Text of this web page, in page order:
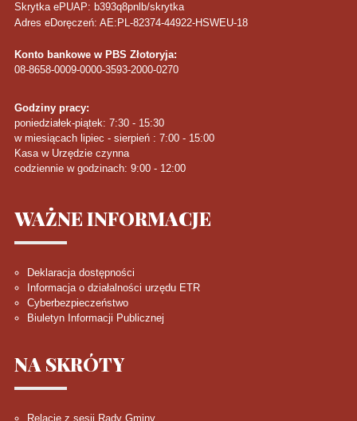
Skrytka ePUAP: b393q8pnlb/skrytka
Adres eDoręczeń: AE:PL-82374-44922-HSWEU-18
Konto bankowe w PBS Złotoryja:
08-8658-0009-0000-3593-2000-0270
Godziny pracy:
poniedziałek-piątek: 7:30 - 15:30
w miesiącach lipiec - sierpień : 7:00 - 15:00
Kasa w Urzędzie czynna
codziennie w godzinach: 9:00 - 12:00
WAŻNEINFORMACJE
Deklaracja dostępności
Informacja o działalności urzędu ETR
Cyberbezpieczeństwo
Biuletyn Informacji Publicznej
NA SKRÓTY
Relacje z sesji Rady Gminy